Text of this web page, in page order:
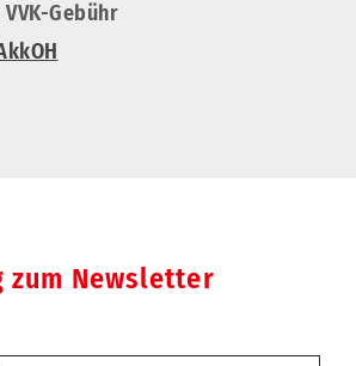
Gebühr
zum Newsletter